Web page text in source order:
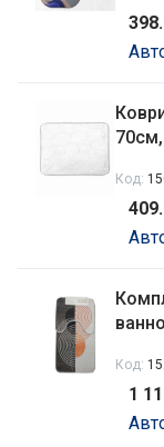
Код:
Дом
Код:
1